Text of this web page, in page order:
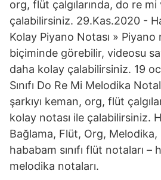
org, flüt çalgılarında, do re
çalabilirsiniz. 29.Kas.2020 -
Kolay Piyano Notası » Piyano
biçiminde görebilir, videosu
daha kolay çalabilirsiniz. 19
Sınıfı Do Re Mi Melodika
şarkıyı keman, org, flüt
kolay notası ile çalabilirsiniz.
Bağlama, Flüt, Org, Melodika,
hababam sınıfı flüt notaları –
melodika notaları.